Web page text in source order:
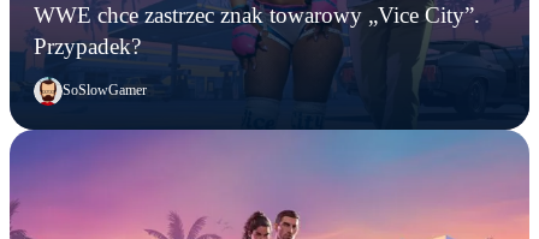
WWE chce zastrzec znak towarowy „Vice City”.
Przypadek?
SoSlowGamer